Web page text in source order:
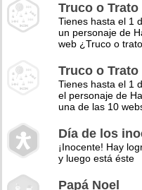
Truco o Trato
Tienes hasta el 1
un personaje de
web ¿Truco o
Truco o Trato
Tienes hasta el 1
el personaje de
una de las 10
Día de los
¡Inocente! Hay
y luego está éste
Papá Noel